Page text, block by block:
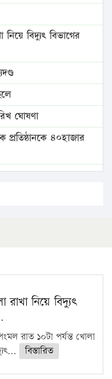
বিদ্যুৎ বিভাগের
ঘোষণা
প্রতিষ্ঠানকে ৪০হাজার
পরীক্ষানিয়ে বিদ্যুৎ
রাত ১০টা পর্যন্ত খোলা
বিস্তারিত